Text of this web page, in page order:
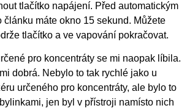
tlačítko napájení. Před automatickým
článku máte okno 15 sekund. Můžete
tlačítko a ve vapování pokračovat.
pro koncentráty se mi naopak líbila.
dobrá. Nebylo to tak rychlé jako u
určeného pro koncentráty, ale bylo to
jen byl v přístroji namísto nich